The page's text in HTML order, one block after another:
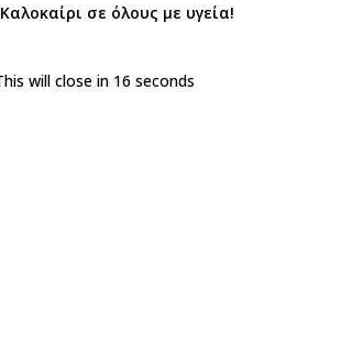
2709-2
, Βαπτιστικά ρούχα αγόρι
σε όλους με υγεία!
will close in 15 seconds